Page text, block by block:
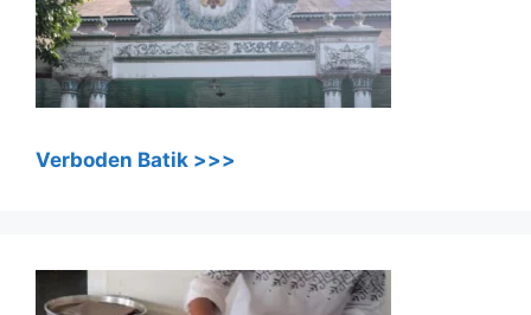
Verboden Batik >>>